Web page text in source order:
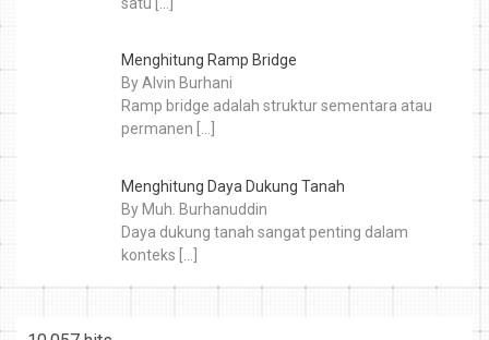
Menghitung Ramp Bridge
By Alvin Burhani
Ramp bridge adalah struktur sementara atau
permanen […]
Menghitung Daya Dukung Tanah
By Muh. Burhanuddin
Daya dukung tanah sangat penting dalam
konteks